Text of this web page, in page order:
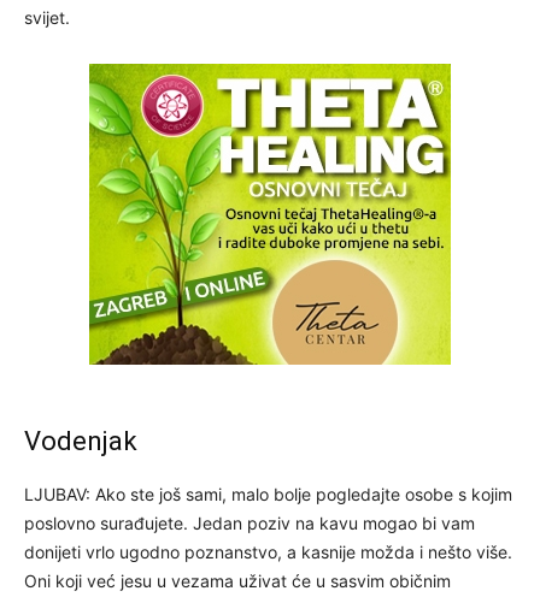
svijet.
Vodenjak
LJUBAV: Ako ste još sami, malo bolje pogledajte osobe s kojim
poslovno surađujete. Jedan poziv na kavu mogao bi vam
donijeti vrlo ugodno poznanstvo, a kasnije možda i nešto više.
Oni koji već jesu u vezama uživat će u sasvim običnim